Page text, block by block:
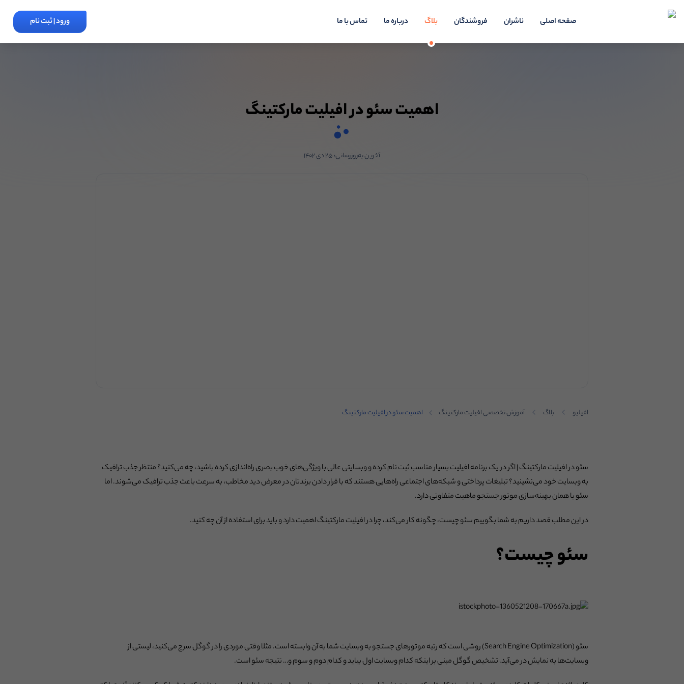
صفحه اصلی ناشران فروشندگان بلاگ درباره ما تماس با ما ورود | ثبت نام
اهمیت سئو در افیلیت مارکتینگ
آخرین به‌روزرسانی:۲۵ دی ۱۴۰۲
افیلیو بلاگ آموزش تخصصی افیلیت مارکتینگ اهمیت سئو در افیلیت مارکتینگ
سئو در افیلیت مارکتینگ | اگر در یک برنامه افیلیت بسیار مناسب ثبت نام کرده و وبسایتی عالی با ویژگی‌های خوب بصری راه‌اندازی کرده باشید، چه می‌کنید؟ منتظر جذب ترافیک
به وبسایت خود می‌نشینید؟ تبلیغات پرداختی و شبکه‌های اجتماعی راه‌هایی هستند که با قرار دادن برندتان در معرض دید مخاطب، به سرعت باعث جذب ترافیک می‌شوند. اما
سئو یا همان بهینه‌سازی موتور جستجو ماهیت متفاوتی دارد.
در این مطلب قصد داریم به شما بگوییم سئو چیست، چگونه کار می‌کند، چرا در افیلیت مارکتینگ اهمیت دارد و باید برای استفاده از آن چه کنید.
سئو چیست؟
سئو (Search Engine Optimization) روشی است که رتبه موتورهای جستجو به وبسایت شما به آن وابسته است. مثلا وقتی موردی را در گوگل سرچ می‌کنید، لیستی از
وبسایت‌ها به نمایش در می‌آید. تشخیص گوگل مبنی بر اینکه کدام وبسایت اول بیاید و کدام دوم و سوم و… نتیجه سئو است.